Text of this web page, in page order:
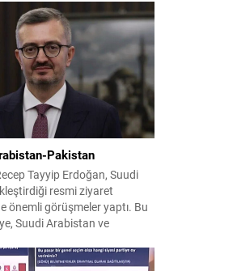
ve 742 personel, sahada
ve denetim
Faaliyetler esnasında
ve balya...
Pakistan
Tayyip Erdoğan, Suudi
resmi ziyaret
önemli görüşmeler yaptı. Bu
Suudi Arabistan ve
Ziyaretin en somut